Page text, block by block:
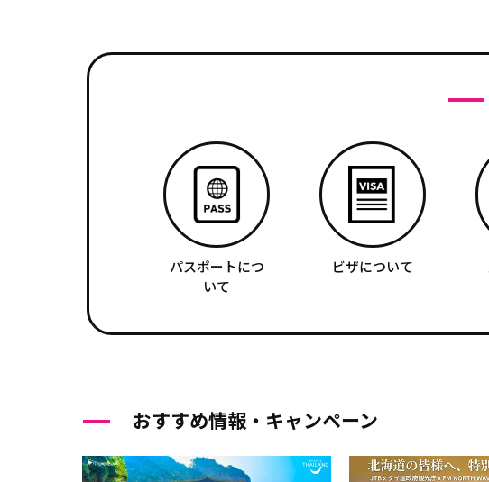
パスポートにつ
いて
ビザについて
おすすめ情報・キャンペーン